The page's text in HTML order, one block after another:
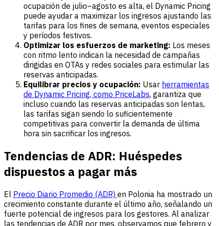
ocupación de julio–agosto es alta, el Dynamic Pricing
puede ayudar a maximizar los ingresos ajustando las
tarifas para los fines de semana, eventos especiales
y períodos festivos.
Optimizar los esfuerzos de marketing: Los meses
con ritmo lento indican la necesidad de campañas
dirigidas en OTAs y redes sociales para estimular las
reservas anticipadas.
Equilibrar precios y ocupación: Usar herramientas
de Dynamic Pricing, como PriceLabs, garantiza que
incluso cuando las reservas anticipadas son lentas,
las tarifas sigan siendo lo suficientemente
competitivas para convertir la demanda de última
hora sin sacrificar los ingresos.
Tendencias de ADR: Huéspedes
dispuestos a pagar más
El Precio Diario Promedio (ADR) en Polonia ha mostrado un
crecimiento constante durante el último año, señalando un
fuerte potencial de ingresos para los gestores. Al analizar
las tendencias de ADR por mes, observamos que febrero y